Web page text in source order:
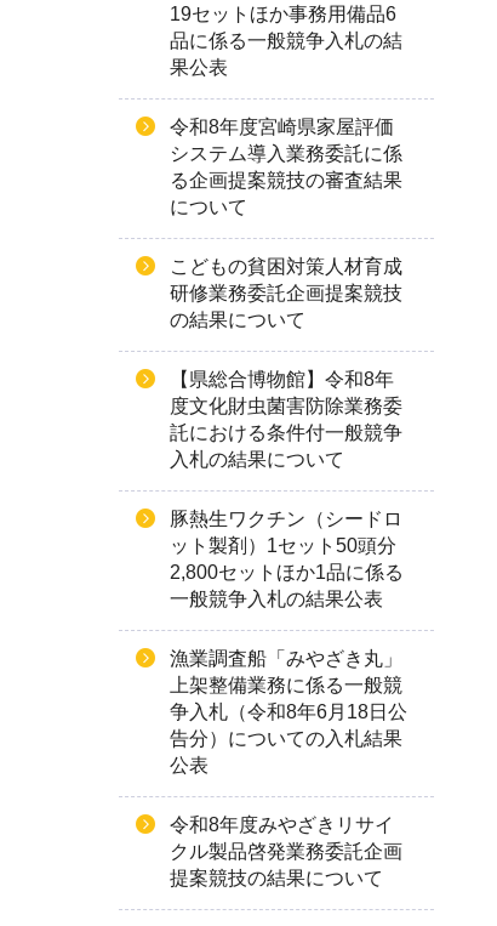
19セットほか事務用備品6
品に係る一般競争入札の結
果公表
令和8年度宮崎県家屋評価
システム導入業務委託に係
る企画提案競技の審査結果
について
こどもの貧困対策人材育成
研修業務委託企画提案競技
の結果について
【県総合博物館】令和8年
度文化財虫菌害防除業務委
託における条件付一般競争
入札の結果について
豚熱生ワクチン（シードロ
ット製剤）1セット50頭分
2,800セットほか1品に係る
一般競争入札の結果公表
漁業調査船「みやざき丸」
上架整備業務に係る一般競
争入札（令和8年6月18日公
告分）についての入札結果
公表
令和8年度みやざきリサイ
クル製品啓発業務委託企画
提案競技の結果について